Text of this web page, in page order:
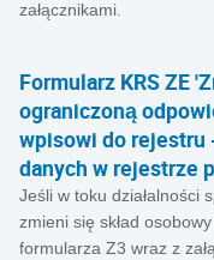
załącznikami.
Formularz KRS ZE
ograniczoną
wpisowi do rejestru
danych w rejestrze
Jeśli w toku działalności
zmieni się skład
formularza Z3 wraz z